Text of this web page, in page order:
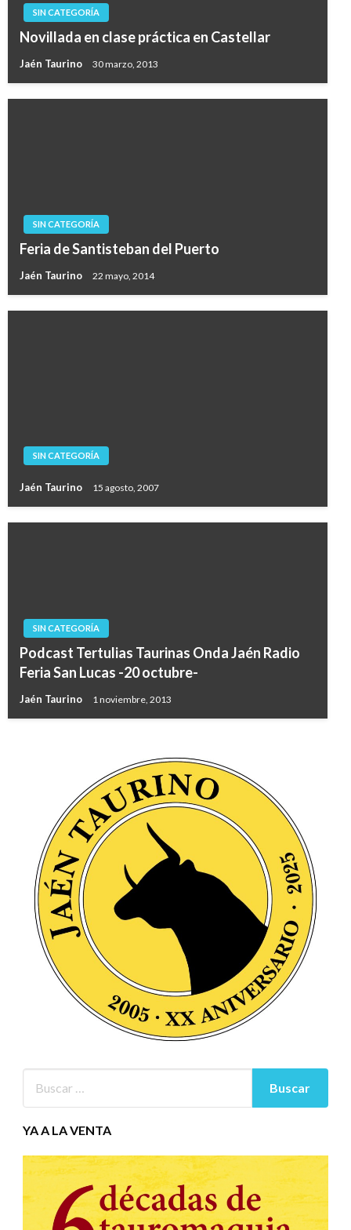
SIN CATEGORÍA
Novillada en clase práctica en Castellar
Jaén Taurino 30 marzo, 2013
SIN CATEGORÍA
Feria de Santisteban del Puerto
Jaén Taurino 22 mayo, 2014
SIN CATEGORÍA
Jaén Taurino 15 agosto, 2007
SIN CATEGORÍA
Podcast Tertulias Taurinas Onda Jaén Radio
Feria San Lucas -20 octubre-
Jaén Taurino 1 noviembre, 2013
YA A LA VENTA